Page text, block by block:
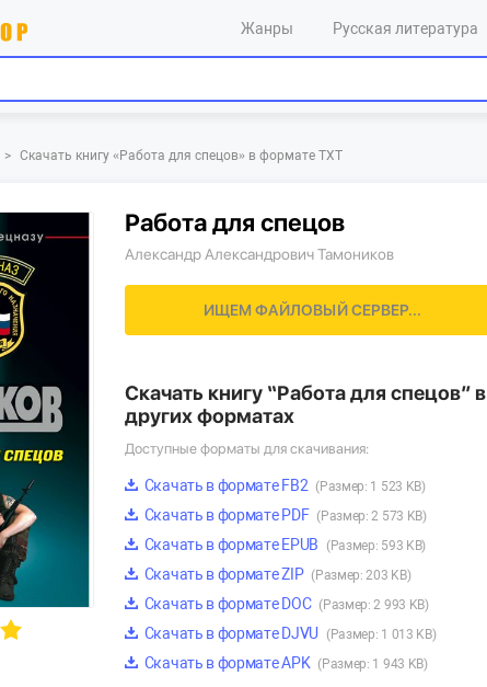
Жанры Русская литература
> Скачать книгу «‎Работа для спецов»‎ в формате TXT
Работа для спецов
Александр Александрович Тамоников
ПОИСК ФАЙЛА
Скачать книгу “Работа для спецов” в
других форматах
Доступные форматы для скачивания:
Скачать в формате FB2 (Размер: 1 523 KB)
Скачать в формате PDF (Размер: 2 573 KB)
Скачать в формате EPUB (Размер: 593 KB)
Скачать в формате ZIP (Размер: 203 KB)
Скачать в формате DOC (Размер: 2 993 KB)
Скачать в формате DJVU (Размер: 1 013 KB)
Скачать в формате APK (Размер: 1 943 KB)